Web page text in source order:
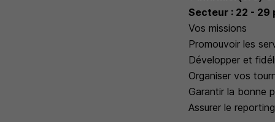
Secteur : 22 - 29
Vos missions
Promouvoir les
Développer et
Organiser vos
Garantir la bonne
Assurer le